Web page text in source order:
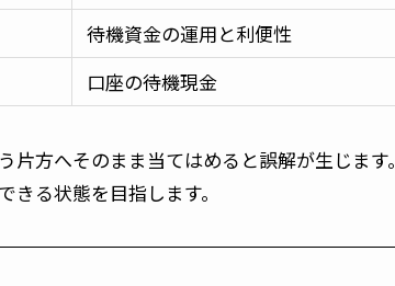
待機資金の運用と利便性
口座の待機現金
方へそのまま当てはめると誤解が生じます。
る状態を目指します。